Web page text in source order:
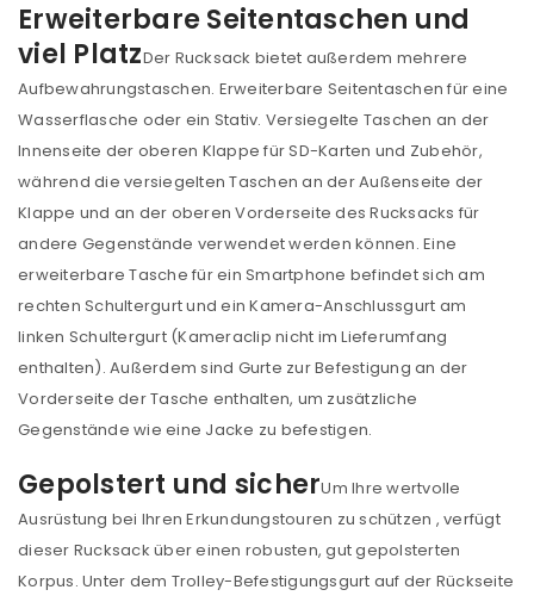
Benutzername oder E-Mail-Adresse *
Passwort*
Anmeldeformular geschützt durchWP Captcha
Angemeldet bleiben
Erweiterbare Seitentaschen und
viel PlatzDer Rucksack bietet außerdem mehrere
Aufbewahrungstaschen. Erweiterbare Seitentaschen für eine
Wasserflasche oder ein Stativ. Versiegelte Taschen an der
Innenseite der oberen Klappe für SD-Karten und Zubehör,
während die versiegelten Taschen an der Außenseite der
Klappe und an der oberen Vorderseite des Rucksacks für
andere Gegenstände verwendet werden können. Eine
erweiterbare Tasche für ein Smartphone befindet sich am
rechten Schultergurt und ein Kamera-Anschlussgurt am
linken Schultergurt (Kameraclip nicht im Lieferumfang
enthalten). Außerdem sind Gurte zur Befestigung an der
Vorderseite der Tasche enthalten, um zusätzliche
Gegenstände wie eine Jacke zu befestigen.
Gepolstert und sicherUm Ihre wertvolle
Ausrüstung bei Ihren Erkundungstouren zu schützen , verfügt
dieser Rucksack über einen robusten, gut gepolsterten
Korpus. Unter dem Trolley-Befestigungsgurt auf der Rückseite